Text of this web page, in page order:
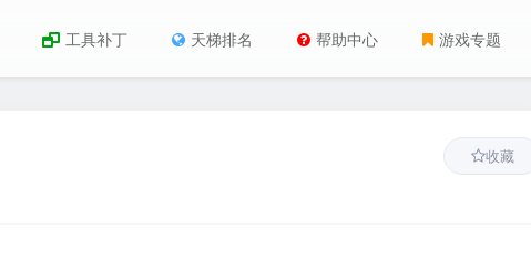
工具补丁 天梯排名 帮助中心 游戏专题
收藏